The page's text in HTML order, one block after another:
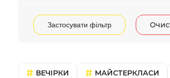
Застосувати фільтр
ВЕЧІРКИ МАЙСТЕРКЛАСИ